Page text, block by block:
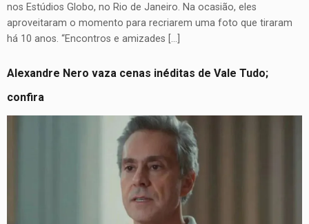
nos Estúdios Globo, no Rio de Janeiro. Na ocasião, eles
aproveitaram o momento para recriarem uma foto que tiraram
há 10 anos. “Encontros e amizades […]
Alexandre Nero vaza cenas inéditas de Vale Tudo;
confira